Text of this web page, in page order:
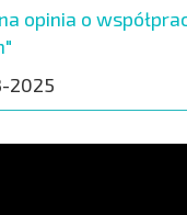
opinia o
2025